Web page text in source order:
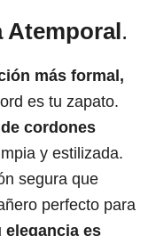
Atemporal.
más formal,
es tu zapato.
cordones
y estilizada.
segura que
perfecto para
elegancia es